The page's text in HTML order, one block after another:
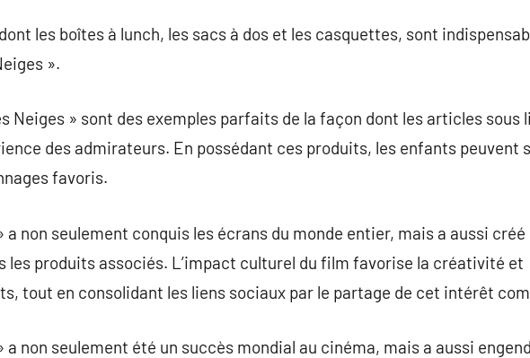
les boîtes à lunch, les sacs à dos et les casquettes, sont
».
Neiges » sont des exemples parfaits de la façon dont les articles sous
des admirateurs. En possédant ces produits, les enfants peuvent
favoris.
a non seulement conquis les écrans du monde entier, mais a aussi créé
les produits associés. L’impact culturel du film favorise la créativité et
tout en consolidant les liens sociaux par le partage de cet intérêt
a non seulement été un succès mondial au cinéma, mais a aussi